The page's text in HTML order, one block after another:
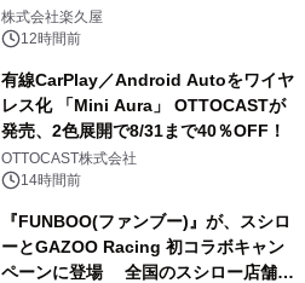
メニューを提供
株式会社楽久屋
12時間前
有線CarPlay／Android Autoをワイヤ
レス化 「Mini Aura」 OTTOCASTが
発売、2色展開で8/31まで40％OFF！
OTTOCAST株式会社
14時間前
『FUNBOO(ファンブー)』が、スシロ
ーとGAZOO Racing 初コラボキャン
ペーンに登場 全国のスシロー店舗で